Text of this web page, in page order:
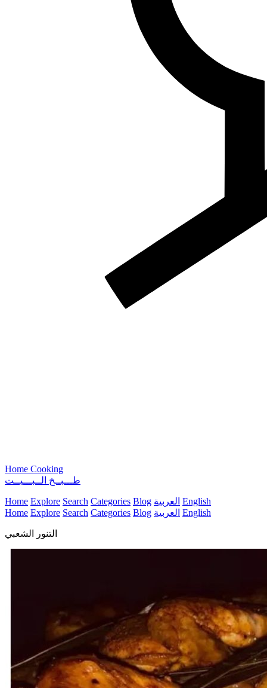
Home Cooking
طـــبــخ الــبـــيــت
Home Explore Search Categories Blog العربية English
Home Explore Search Categories Blog العربية English
التنور الشعبي